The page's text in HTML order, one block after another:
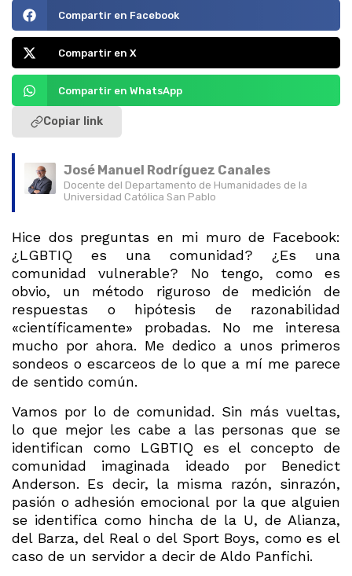
Compartir en Facebook
Compartir en X
Compartir en WhatsApp
Copiar link
José Manuel Rodríguez Canales
Docente del Departamento de Humanidades de la
Universidad Católica San Pablo
Hice dos preguntas en mi muro de Facebook:
¿LGBTIQ es una comunidad? ¿Es una
comunidad vulnerable? No tengo, como es
obvio, un método riguroso de medición de
respuestas o hipótesis de razonabilidad
«científicamente» probadas. No me interesa
mucho por ahora. Me dedico a unos primeros
sondeos o escarceos de lo que a mí me parece
de sentido común.
Vamos por lo de comunidad. Sin más vueltas,
lo que mejor les cabe a las personas que se
identifican como LGBTIQ es el concepto de
comunidad imaginada ideado por Benedict
Anderson. Es decir, la misma razón, sinrazón,
pasión o adhesión emocional por la que alguien
se identifica como hincha de la U, de Alianza,
del Barza, del Real o del Sport Boys, como es el
caso de un servidor a decir de Aldo Panfichi.